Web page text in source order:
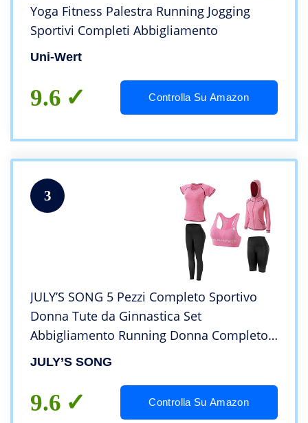
Yoga Fitness Palestra Running Jogging
Sportivi Completi Abbigliamento
Uni-Wert
9.6 Controlla Su Amazon
3
JULY’S SONG 5 Pezzi Completo Sportivo
Donna Tute da Ginnastica Set
Abbigliamento Running Donna Completo
Yoga Tuta Fitness Donna Pilates Jogging
JULY’S SONG
9.6 Controlla Su Amazon